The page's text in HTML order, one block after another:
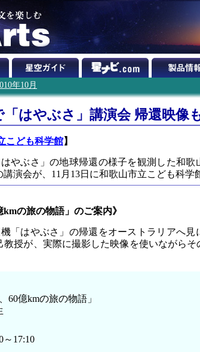
年10月
「はやぶさ」講演会 帰還映像
こども科学館】
やぶさ」の地球帰還の様子を観測した和歌
講演会が、11月13日に和歌山市立こども科学
kmの旅の物語」のご案内》
「はやぶさ」の帰還をオーストラリアへ見
授が、実際に撮影した映像を使いながら
60億kmの旅の物語」
～17:10